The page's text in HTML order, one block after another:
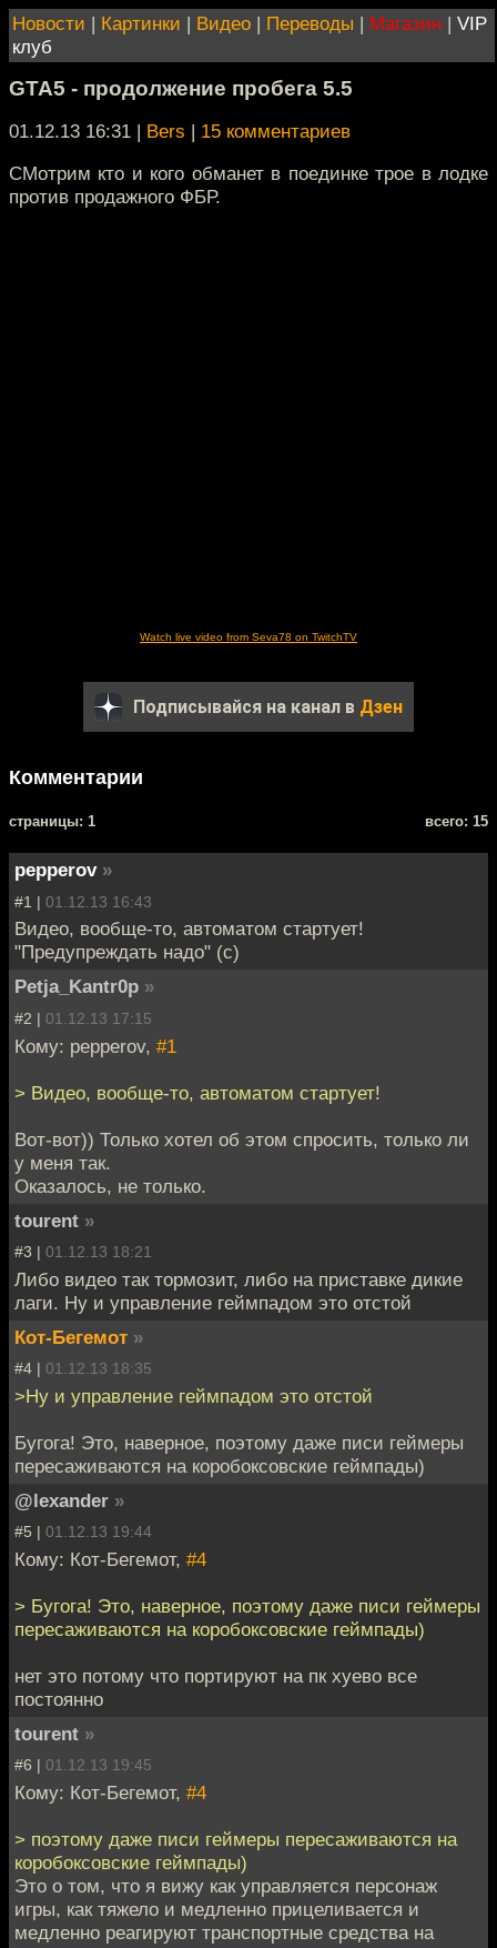
Новости | Картинки | Видео | Переводы | Магазин | VIP
клуб
GTA5 - продолжение пробега 5.5
01.12.13 16:31 | Bers | 15 комментариев
СМотрим кто и кого обманет в поединке трое в лодке
против продажного ФБР.
Watch live video from Seva78 on TwitchTV
Подписывайся на канал в Дзен
Комментарии
cтраницы: 1 всего: 15
pepperov »
#1 | 01.12.13 16:43
Видео, вообще-то, автоматом стартует!
"Предупреждать надо" (с)
Petja_Kantr0p »
#2 | 01.12.13 17:15
Кому: pepperov, #1
> Видео, вообще-то, автоматом стартует!
Вот-вот)) Только хотел об этом спросить, только ли
у меня так.
Оказалось, не только.
tourent »
#3 | 01.12.13 18:21
Либо видео так тормозит, либо на приставке дикие
лаги. Ну и управление геймпадом это отстой
Кот-Бегемот »
#4 | 01.12.13 18:35
>Ну и управление геймпадом это отстой
Бугога! Это, наверное, поэтому даже писи геймеры
пересаживаются на коробоксовские геймпады)
@lexander »
#5 | 01.12.13 19:44
Кому: Кот-Бегемот, #4
> Бугога! Это, наверное, поэтому даже писи геймеры
пересаживаются на коробоксовские геймпады)
нет это потому что портируют на пк хуево все
постоянно
tourent »
#6 | 01.12.13 19:45
Кому: Кот-Бегемот, #4
> поэтому даже писи геймеры пересаживаются на
коробоксовские геймпады)
Это о том, что я вижу как управляется персонаж
игры, как тяжело и медленно прицеливается и
медленно реагируют транспортные средства на